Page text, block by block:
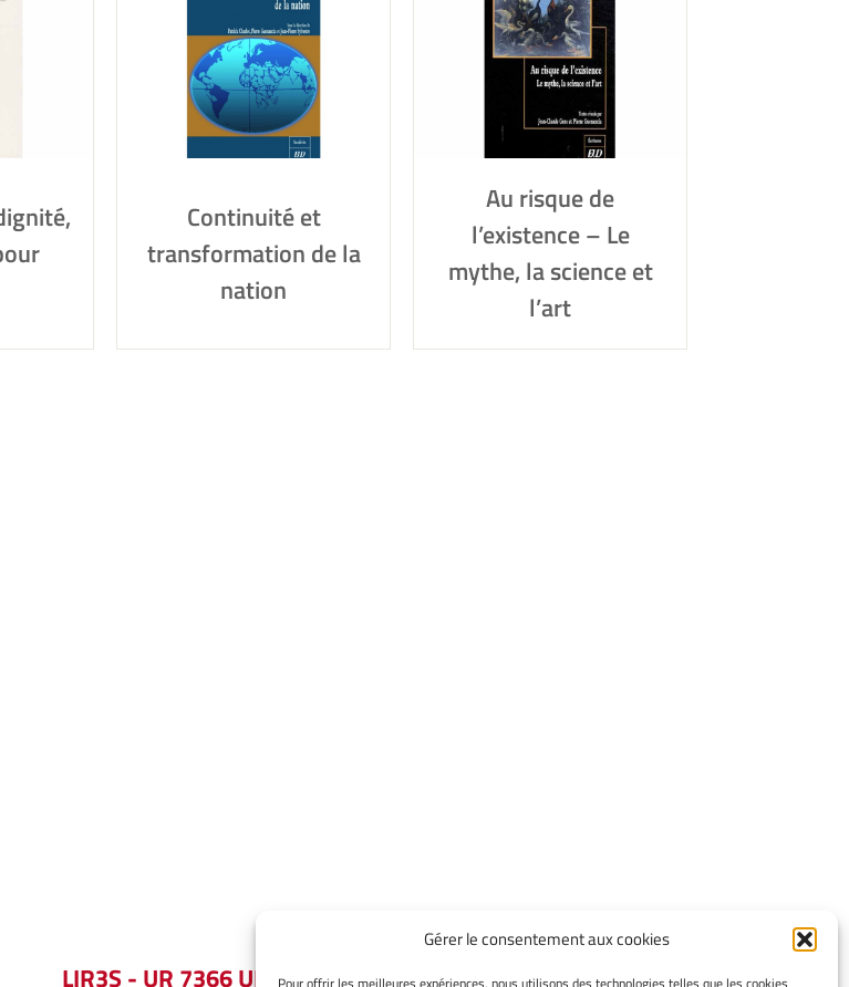
Gérer le consentement aux cookies
Continuité et
transformation de la
nation
Au risque de
l’existence – Le
mythe, la science et
l’art
LIR3S - UR 7366 UBE INFORMATIONS LÉGALES